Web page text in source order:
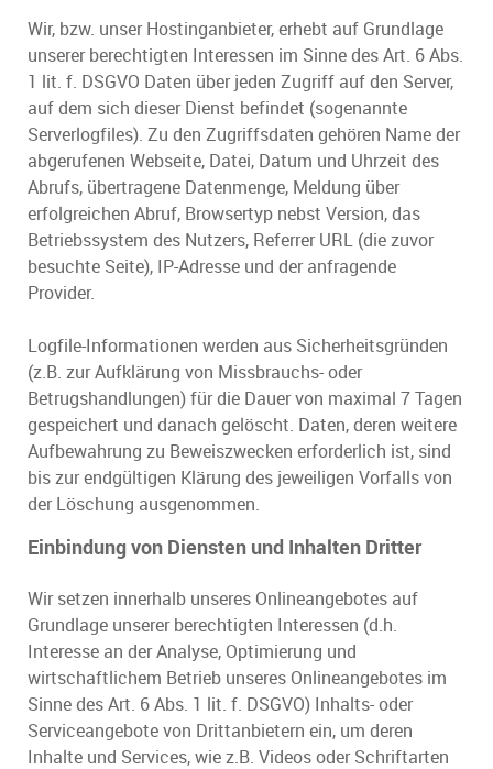
Wir, bzw. unser Hostinganbieter, erhebt auf Grundlage
unserer berechtigten Interessen im Sinne des Art. 6 Abs.
1 lit. f. DSGVO Daten über jeden Zugriff auf den Server,
auf dem sich dieser Dienst befindet (sogenannte
Serverlogfiles). Zu den Zugriffsdaten gehören Name der
abgerufenen Webseite, Datei, Datum und Uhrzeit des
Abrufs, übertragene Datenmenge, Meldung über
erfolgreichen Abruf, Browsertyp nebst Version, das
Betriebssystem des Nutzers, Referrer URL (die zuvor
besuchte Seite), IP-Adresse und der anfragende
Provider.
Logfile-Informationen werden aus Sicherheitsgründen
(z.B. zur Aufklärung von Missbrauchs- oder
Betrugshandlungen) für die Dauer von maximal 7 Tagen
gespeichert und danach gelöscht. Daten, deren weitere
Aufbewahrung zu Beweiszwecken erforderlich ist, sind
bis zur endgültigen Klärung des jeweiligen Vorfalls von
der Löschung ausgenommen.
Einbindung von Diensten und Inhalten Dritter
Wir setzen innerhalb unseres Onlineangebotes auf
Grundlage unserer berechtigten Interessen (d.h.
Interesse an der Analyse, Optimierung und
wirtschaftlichem Betrieb unseres Onlineangebotes im
Sinne des Art. 6 Abs. 1 lit. f. DSGVO) Inhalts- oder
Serviceangebote von Drittanbietern ein, um deren
Inhalte und Services, wie z.B. Videos oder Schriftarten